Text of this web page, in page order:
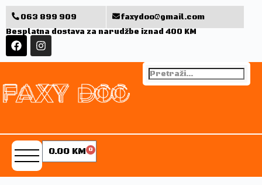
063 899 909
faxydoo@gmail.com
Besplatna dostava za narudžbe iznad 400 KM
0.00 KM 0